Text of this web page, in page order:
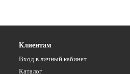
Клиентам
Вход в личный кабинет
Каталог